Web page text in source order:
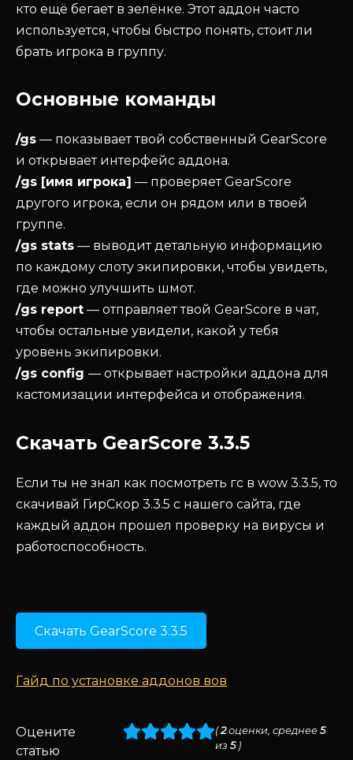
кто ещё бегает в зелёнке. Этот аддон часто
используется, чтобы быстро понять, стоит ли
брать игрока в группу.
Основные команды
/gs — показывает твой собственный GearScore
и открывает интерфейс аддона.
/gs [имя игрока] — проверяет GearScore
другого игрока, если он рядом или в твоей
группе.
/gs stats — выводит детальную информацию
по каждому слоту экипировки, чтобы увидеть,
где можно улучшить шмот.
/gs report — отправляет твой GearScore в чат,
чтобы остальные увидели, какой у тебя
уровень экипировки.
/gs config — открывает настройки аддона для
кастомизации интерфейса и отображения.
Скачать GearScore 3.3.5
Если ты не знал как посмотреть гс в wow 3.3.5, то
скачивай ГирСкор 3.3.5 с нашего сайта, где
каждый аддон прошел проверку на вирусы и
работоспособность.
Скачать GearScore 3.3.5
Гайд по установке аддонов вов
Оцените
статью
(2оценки, среднее 5
из 5)